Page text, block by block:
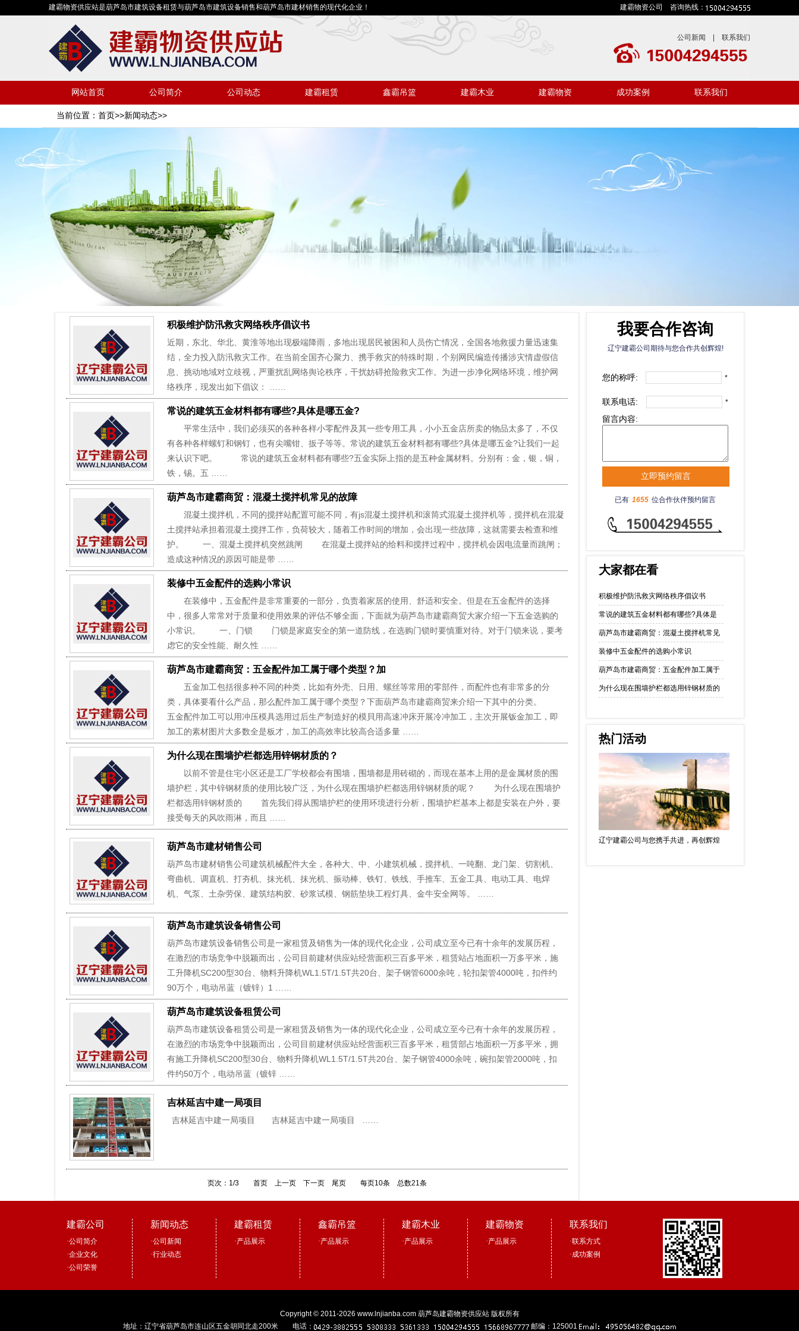
建霸物资供应站是葫芦岛市建筑设备租赁与葫芦岛市建筑设备销售和葫芦岛市建材销售的现代化企业！ 建霸物资公司 咨询热线：
公司新闻 联系我们
网站首页 公司简介 公司动态 建霸租赁 鑫霸吊篮 建霸木业 建霸物资 成功案例 联系我们
当前位置： 首页>>新闻动态>>
积极维护防汛救灾网络秩序倡议书
近期，东北、华北、黄淮等地出现极端降雨，多地出现居民被困和人员伤亡情况，全国各地救援力量迅速集
结，全力投入防汛救灾工作。在当前全国齐心聚力、携手救灾的特殊时期，个别网民编造传播涉灾情虚假信
息、挑动地域对立歧视，严重扰乱网络舆论秩序，干扰妨碍抢险救灾工作。为进一步净化网络环境，维护网
络秩序，现发出如下倡议： ……
常说的建筑五金材料都有哪些?具体是哪五金?
平常生活中，我们必须买的各种各样小零配件及其一些专用工具，小小五金店所卖的物品太多了，不仅
有各种各样螺钉和钢钉，也有尖嘴钳、扳子等等。常说的建筑五金材料都有哪些?具体是哪五金?让我们一起
来认识下吧。 常说的建筑五金材料都有哪些?五金实际上指的是五种金属材料。分别有：金，银，铜，
铁，锡。五 ……
葫芦岛市建霸商贸：混凝土搅拌机常见的故障
混凝土搅拌机，不同的搅拌站配置可能不同，有js混凝土搅拌机和滚筒式混凝土搅拌机等，搅拌机在混凝
土搅拌站承担着混凝土搅拌工作，负荷较大，随着工作时间的增加，会出现一些故障，这就需要去检查和维
护。 一、混凝土搅拌机突然跳闸 在混凝土搅拌站的给料和搅拌过程中，搅拌机会因电流量而跳闸；
造成这种情况的原因可能是带 ……
装修中五金配件的选购小常识
在装修中，五金配件是非常重要的一部分，负责着家居的使用、舒适和安全。但是在五金配件的选择
中，很多人常常对于质量和使用效果的评估不够全面，下面就为葫芦岛市建霸商贸大家介绍一下五金选购的
小常识。 一、门锁 门锁是家庭安全的第一道防线，在选购门锁时要慎重对待。对于门锁来说，要考
虑它的安全性能、耐久性 ……
葫芦岛市建霸商贸：五金配件加工属于哪个类型？加
五金加工包括很多种不同的种类，比如有外壳、日用、螺丝等常用的零部件，而配件也有非常多的分
类，具体要看什么产品，那么配件加工属于哪个类型？下面葫芦岛市建霸商贸来介绍一下其中的分类。
五金配件加工可以用冲压模具选用过后生产制造好的模貝用高速冲床开展冷冲加工，主次开展钣金加工，即
加工的素材图片大多数全是板才，加工的高效率比较高合适多量 ……
为什么现在围墙护栏都选用锌钢材质的？
以前不管是住宅小区还是工厂学校都会有围墙，围墙都是用砖砌的，而现在基本上用的是金属材质的围
墙护栏，其中锌钢材质的使用比较广泛，为什么现在围墙护栏都选用锌钢材质的呢？ 为什么现在围墙护
栏都选用锌钢材质的 首先我们得从围墙护栏的使用环境进行分析，围墙护栏基本上都是安装在户外，要
接受每天的风吹雨淋，而且 ……
葫芦岛市建材销售公司
葫芦岛市建材销售公司建筑机械配件大全，各种大、中、小建筑机械，搅拌机、一吨翻、龙门架、切割机、
弯曲机、调直机、打夯机、抹光机、抹光机、振动棒、铁钉、铁线、手推车、五金工具、电动工具、电焊
机、气泵、土杂劳保、建筑结构胶、砂浆试模、钢筋垫块工程灯具、金牛安全网等。 ……
葫芦岛市建筑设备销售公司
葫芦岛市建筑设备销售公司是一家租赁及销售为一体的现代化企业，公司成立至今已有十余年的发展历程，
在激烈的市场竞争中脱颖而出，公司目前建材供应站经营面积三百多平米，租赁站占地面积一万多平米，施
工升降机SC200型30台、物料升降机WL1.5T/1.5T共20台、架子钢管6000余吨，轮扣架管4000吨，扣件约
90万个，电动吊蓝（镀锌）1 ……
葫芦岛市建筑设备租赁公司
葫芦岛市建筑设备租赁公司是一家租赁及销售为一体的现代化企业，公司成立至今已有十余年的发展历程，
在激烈的市场竞争中脱颖而出，公司目前建材供应站经营面积三百多平米，租赁部占地面积一万多平米，拥
有施工升降机SC200型30台、物料升降机WL1.5T/1.5T共20台、架子钢管4000余吨，碗扣架管2000吨，扣
件约50万个，电动吊蓝（镀锌 ……
吉林延吉中建一局项目
吉林延吉中建一局项目 吉林延吉中建一局项目 ……
页次：1/3 首页 上一页 下一页 尾页每页10条 总数21条
我要合作咨询
辽宁建霸公司期待与您合作共创辉煌!
您的称呼: *
联系电话: *
留言内容:
已有 1655 位合作伙伴预约留言
大家都在看
积极维护防汛救灾网络秩序倡议书
常说的建筑五金材料都有哪些?具体是
葫芦岛市建霸商贸：混凝土搅拌机常见
装修中五金配件的选购小常识
葫芦岛市建霸商贸：五金配件加工属于
为什么现在围墙护栏都选用锌钢材质的
热门活动
辽宁建霸公司与您携手共进，再创辉煌
建霸公司
·公司简介
·企业文化
·公司荣誉
新闻动态
·公司新闻
·行业动态
建霸租赁
·产品展示
鑫霸吊篮
·产品展示
建霸木业
·产品展示
建霸物资
·产品展示
联系我们
·联系方式
·成功案例
Copyright © 2011-2026 www.lnjianba.com 葫芦岛建霸物资供应站版权所有
地址：辽宁省葫芦岛市连山区五金胡同北走200米 电话：
邮编：125001